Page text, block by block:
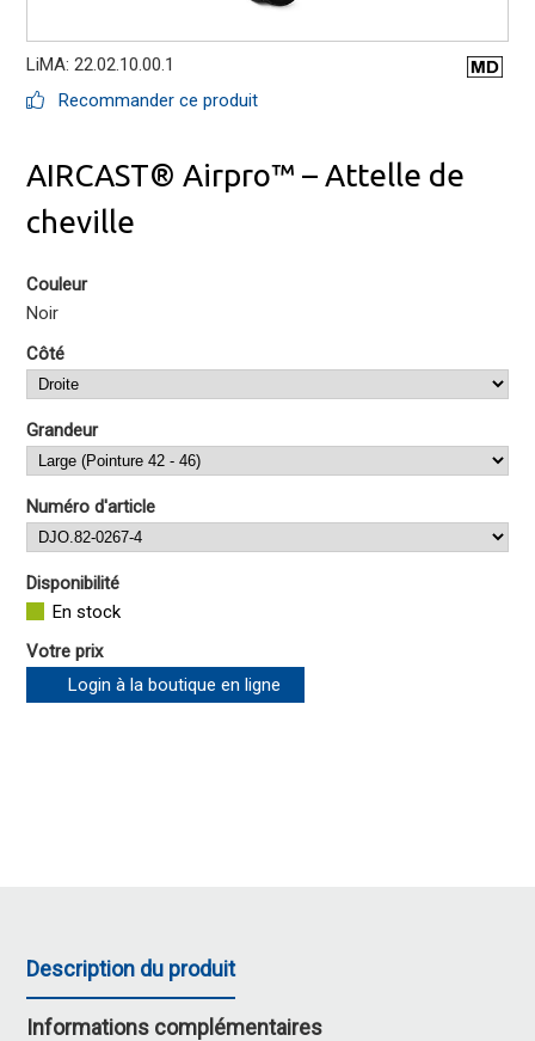
LiMA: 22.02.10.00.1
Recommander ce produit
AIRCAST® Airpro™ – Attelle de
cheville
Couleur
Noir
Côté
Grandeur
Numéro d'article
Disponibilité
En stock
Votre prix
Login à la boutique en ligne
Description du produit
Informations complémentaires